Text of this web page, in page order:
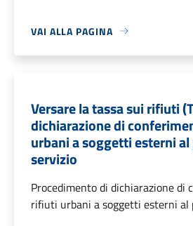
VAI ALLA PAGINA
Versare la tassa sui rifiuti
dichiarazione di
urbani a soggetti esterni
servizio
Procedimento di dichiarazione di
rifiuti urbani a soggetti esterni al